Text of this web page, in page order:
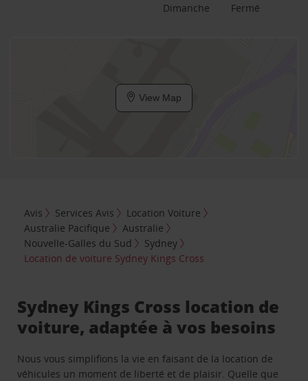
Dimanche
Fermé
View Map
Avis Services Avis
Location Voiture
Australie Pacifique
Australie
Nouvelle-Galles du Sud
Sydney
Location de voiture Sydney Kings Cross
Sydney Kings Cross location de
voiture, adaptée à vos besoins
Nous vous simplifions la vie en faisant de la location de
véhicules un moment de liberté et de plaisir. Quelle que